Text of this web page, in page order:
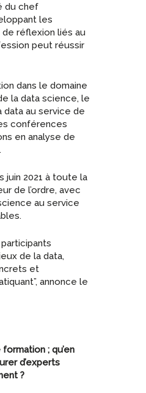
du chef
les
réflexion liés au
peut réussir
dans le domaine
la data science, le
data au service de
conférences
en analyse de
juin 2021 à toute la
de l’ordre, avec
au service
de la data,
et
annonce le
; qu’en
d’experts
?